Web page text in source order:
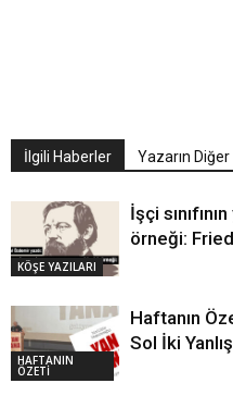
İlgili Haberler Yazarın
KÖŞE YAZILARI
İşçi
örneği:
HAFTANIN
ÖZETİ
Haftanın
Sol İki